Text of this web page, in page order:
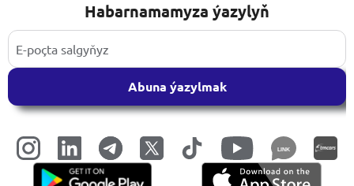
Habarnamamyza ýazylyň
Abuna ýazylmak
LINK